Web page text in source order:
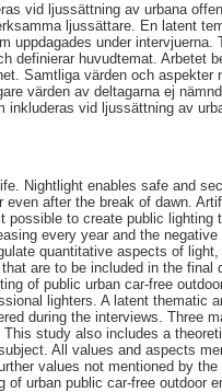
vid ljussättning av urbana
ljussättare. En latent
uppdagades under intervjuerna.
definierar huvudtemat. Arbetet
Samtliga värden och aspekter
värden av deltagarna ej
inkluderas vid ljussättning av
Nightlight enables safe and
after the break of dawn.
possible to create public lighting
every year and the negative
quantitative aspects of light,
are to be included in the final
of public urban car-free
lighters. A latent thematic
during the interviews. Three
study also includes a
All values and aspects
values not mentioned by the
urban public car-free outdoor